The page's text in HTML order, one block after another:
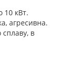
10 кВт.
агресивна.
сплаву, в